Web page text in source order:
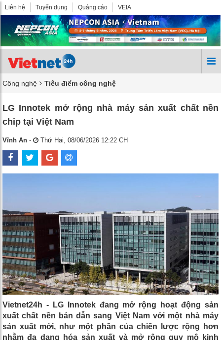
Liên hệ Tuyển dụng Quảng cáo VEIA
Công nghệ Tiêu điểm công nghệ
LG Innotek mở rộng nhà máy sản xuất chất nền
chip tại Việt Nam
Vĩnh An - Thứ Hai, 08/06/2026 12:22 CH
Vietnet24h - LG Innotek đang mở rộng hoạt động sản
xuất chất nền bán dẫn sang Việt Nam với một nhà máy
sản xuất mới, như một phần của chiến lược rộng hơn
nhằm đa dạng hóa sản xuất và mở rộng quy mô kinh